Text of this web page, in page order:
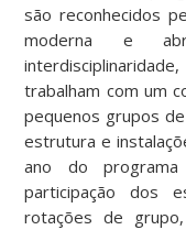
são reconhecidos
moderna e
trabalham com um
pequenos grupos
estrutura e
ano do
participação dos
rotações de